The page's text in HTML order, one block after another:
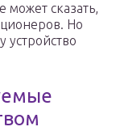
может сказать,
Но
устройство